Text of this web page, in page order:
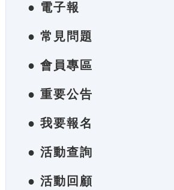
● 電子報
● 常見問題
● 會員專區
● 重要公告
● 我要報名
● 活動查詢
● 活動回顧